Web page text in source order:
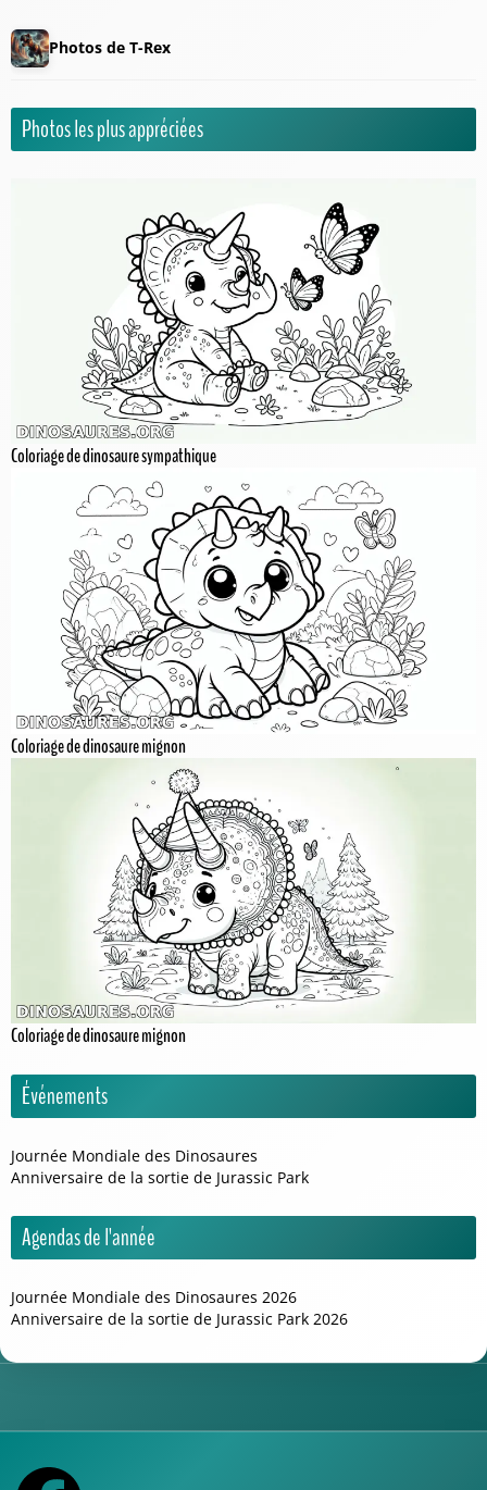
Photos de T-Rex
Photos les plus appréciées
Coloriage de dinosaure sympathique
Coloriage de dinosaure mignon
Coloriage de dinosaure mignon
Événements
Journée Mondiale des Dinosaures
Anniversaire de la sortie de Jurassic Park
Agendas de l'année
Journée Mondiale des Dinosaures 2026
Anniversaire de la sortie de Jurassic Park 2026